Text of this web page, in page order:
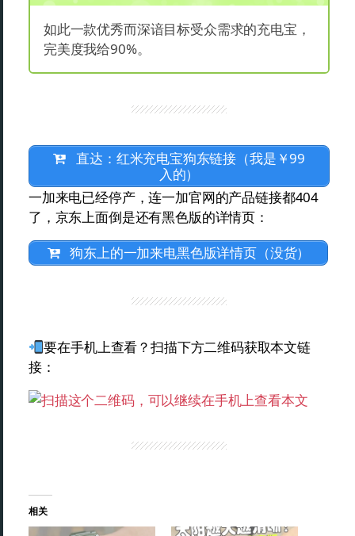
如此一款优秀而深谙目标受众需求的充电宝，
完美度我给90%。
直达：红米充电宝狗东链接（我是￥99
入的）
一加来电已经停产，连一加官网的产品链接都404
了，京东上面倒是还有黑色版的详情页：
狗东上的一加来电黑色版详情页（没货）
要在手机上查看？扫描下方二维码获取本文链
接：
相关